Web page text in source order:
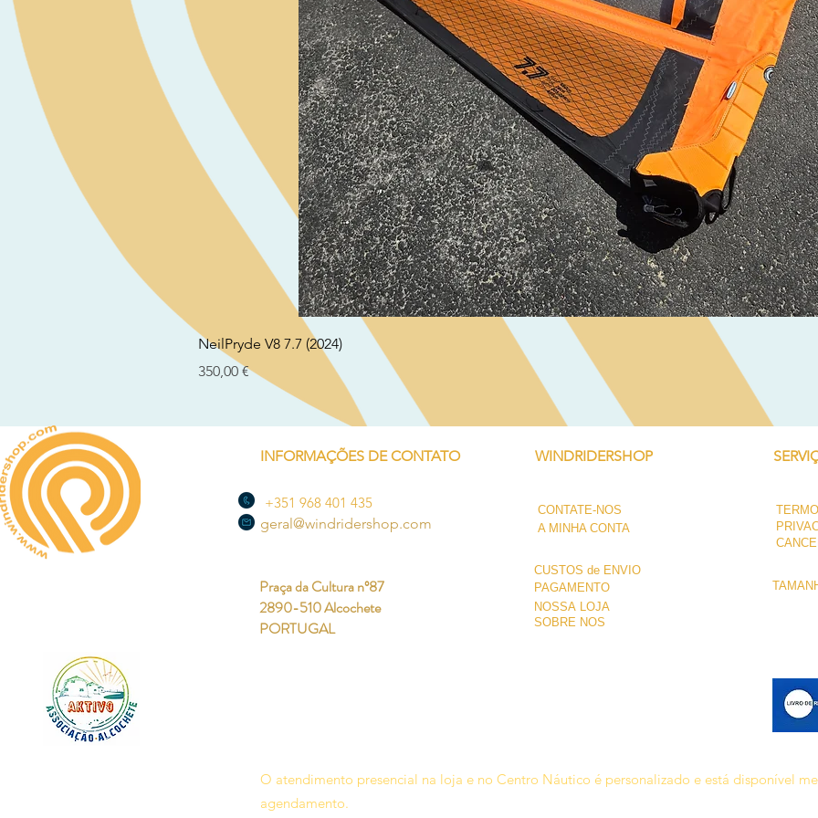
Visualização rápida
NeilPryde V8 7.7 (2024)
Preço
350,00 €
INFORMAÇÕES DE CONTATO
+351 968 401 435
geral@windridershop.com
WINDRIDERSHOP
CONTATE-NOS
A MINHA CONTA
CUSTOS de ENVIO
Praça da Cultura nº87
2890-510 Alcochete
PORTUGAL
PAGAMENTO
NOSSA LOJA
SOBRE NÓS
O atendimento presencial na loja e no Centro Náutico é personalizado e está disponível
agendamento.